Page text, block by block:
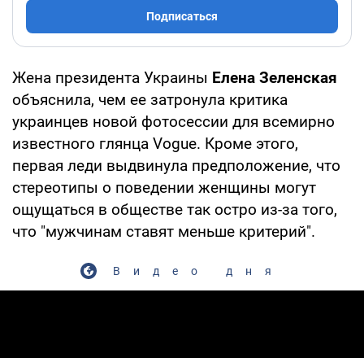
Подписаться
Жена президента Украины Елена Зеленская
объяснила, чем ее затронула критика
украинцев новой фотосессии для всемирно
известного глянца Vogue. Кроме этого,
первая леди выдвинула предположение, что
стереотипы о поведении женщины могут
ощущаться в обществе так остро из-за того,
что "мужчинам ставят меньше критерий".
Видео дня